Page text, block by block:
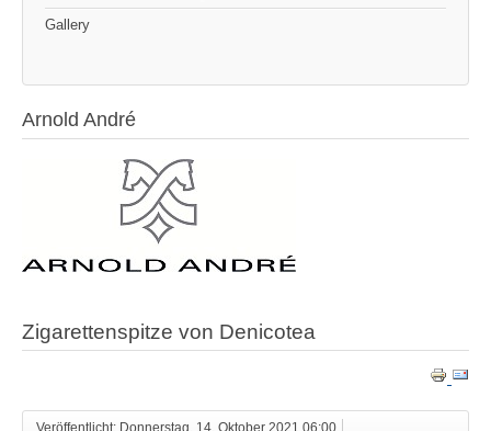
Gallery
Arnold André
Zigarettenspitze von Denicotea
Veröffentlicht: Donnerstag, 14. Oktober 2021 06:00